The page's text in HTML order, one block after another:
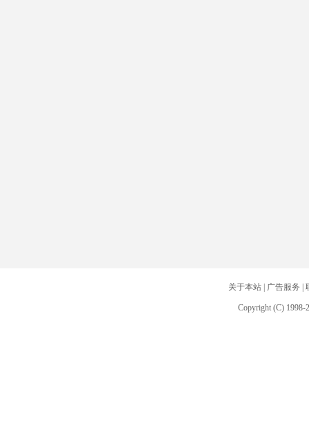
关于本站| 广告服务
Copyright (C) 1998-